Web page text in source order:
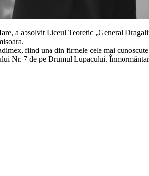
a absolvit Liceul Teoretic „General
fiind una din firmele cele mai
Nr. 7 de pe Drumul Lupacului.